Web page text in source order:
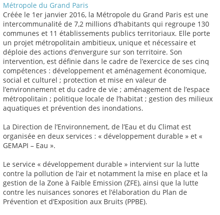
Métropole du Grand Paris
Créée le 1er janvier 2016, la Métropole du Grand Paris est une
intercommunalité de 7,2 millions d’habitants qui regroupe 130
communes et 11 établissements publics territoriaux. Elle porte
un projet métropolitain ambitieux, unique et nécessaire et
déploie des actions d’envergure sur son territoire. Son
intervention, est définie dans le cadre de l’exercice de ses cinq
compétences : développement et aménagement économique,
social et culturel ; protection et mise en valeur de
l’environnement et du cadre de vie ; aménagement de l’espace
métropolitain ; politique locale de l’habitat ; gestion des milieux
aquatiques et prévention des inondations.
La Direction de l’Environnement, de l’Eau et du Climat est
organisée en deux services : « développement durable » et «
GEMAPI – Eau ».
Le service « développement durable » intervient sur la lutte
contre la pollution de l’air et notamment la mise en place et la
gestion de la Zone à Faible Emission (ZFE), ainsi que la lutte
contre les nuisances sonores et l’élaboration du Plan de
Prévention et d’Exposition aux Bruits (PPBE).